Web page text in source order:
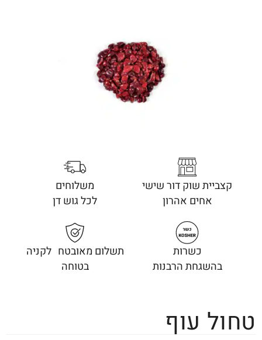
טחול עוף
קצביית שוק דור שישי
אחים אהרון
משלוחים
לכל גוש דן
כשרות
בהשגחת הרבנות
תשלום מאובטח לקניה
בטוחה